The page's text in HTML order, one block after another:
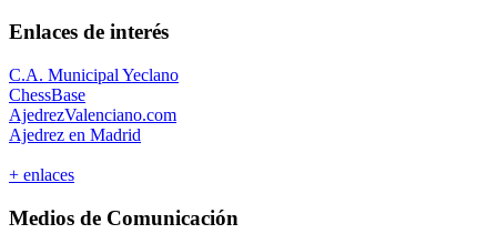
Enlaces de interés
C.A. Municipal Yeclano
ChessBase
AjedrezValenciano.com
Ajedrez en Madrid
+ enlaces
Medios de Comunicación